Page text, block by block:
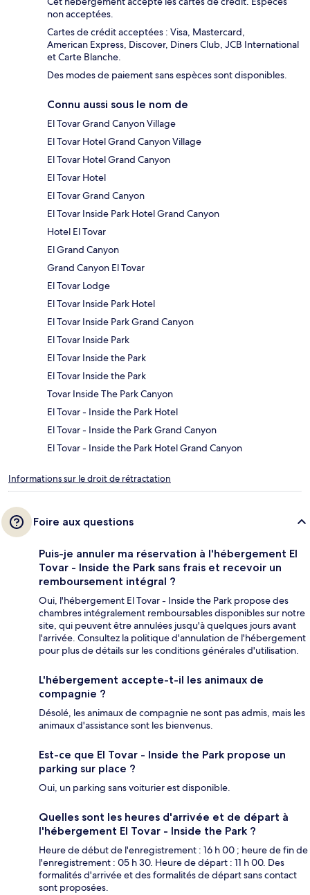
non acceptées.
Cartes de crédit acceptées : Visa, Mastercard,
American Express, Discover, Diners Club, JCB International
et Carte Blanche.
Des modes de paiement sans espèces sont disponibles.
Connu aussi sous le nom de
El Tovar Grand Canyon Village
El Tovar Hotel Grand Canyon Village
El Tovar Hotel Grand Canyon
El Tovar Hotel
El Tovar Grand Canyon
El Tovar Inside Park Hotel Grand Canyon
Hotel El Tovar
El Grand Canyon
Grand Canyon El Tovar
El Tovar Lodge
El Tovar Inside Park Hotel
El Tovar Inside Park Grand Canyon
El Tovar Inside Park
El Tovar Inside the Park
El Tovar Inside the Park
Tovar Inside The Park Canyon
El Tovar - Inside the Park Hotel
El Tovar - Inside the Park Grand Canyon
El Tovar - Inside the Park Hotel Grand Canyon
Informations sur le droit de rétractation
Foire aux questions
Puis-je annuler ma réservation à l'hébergement El
Tovar - Inside the Park sans frais et recevoir un
remboursement intégral ?
Oui, l'hébergement El Tovar - Inside the Park propose des
chambres intégralement remboursables disponibles sur notre
site, qui peuvent être annulées jusqu'à quelques jours avant
l'arrivée. Consultez la politique d'annulation de l'hébergement
pour plus de détails sur les conditions générales d'utilisation.
L'hébergement accepte-t-il les animaux de
compagnie ?
Désolé, les animaux de compagnie ne sont pas admis, mais les
animaux d'assistance sont les bienvenus.
Est-ce que El Tovar - Inside the Park propose un
parking sur place ?
Oui, un parking sans voiturier est disponible.
Quelles sont les heures d'arrivée et de départ à
l'hébergement El Tovar - Inside the Park ?
Heure de début de l'enregistrement : 16 h 00 ; heure de fin de
l'enregistrement : 05 h 30. Heure de départ : 11 h 00. Des
formalités d'arrivée et des formalités de départ sans contact
sont proposées.